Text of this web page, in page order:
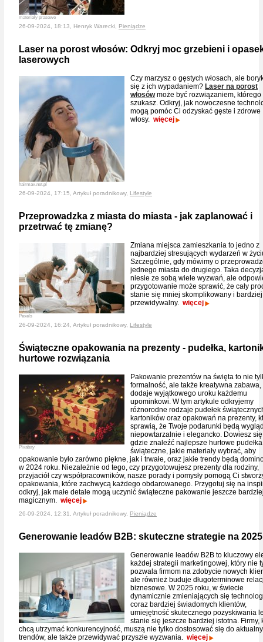
materiały prasowe
26-09-2024, 18:13, Henryk Warecki, Pieniądze
Laser na porost włosów: Odkryj moc grzebieni i
laserowych
hairmax.net.pl
Czy marzysz o gęstych włosach, ale
się z ich wypadaniem? Laser na porost
włosówmoże być rozwiązaniem, którego
szukasz. Odkryj, jak nowoczesne
mogą pomóc Ci odzyskać gęste i zdrowe
włosy. więcej
26-09-2024, 17:15, Artykuł poradnikowy, Lifestyle
Przeprowadzka z miasta do miasta - jak zaplanować i
przetrwać tę zmianę?
Pexels
Zmiana miejsca zamieszkania to jedno z
najbardziej stresujących wydarzeń w
Szczególnie, gdy mówimy o
jednego miasta do drugiego. Taka
niesie ze sobą wiele wyzwań, ale
przygotowanie może sprawić, że cały
stanie się mniej skomplikowany i bardziej
przewidywalny. więcej
26-09-2024, 16:24, Artykuł poradnikowy, Lifestyle
Świąteczne opakowania na prezenty - pudełka,
hurtowe rozwiązania
Pixabay
Pakowanie prezentów na święta to nie
formalność, ale także kreatywna zabawa,
dodaje wyjątkowego uroku każdemu
upominkowi. W tym artykule odkryjemy
różnorodne rodzaje pudełek
kartoników oraz opakowań na prezenty,
sprawią, że Twoje podarunki będą
niepowtarzalnie i elegancko. Dowiesz
gdzie znaleźć najlepsze hurtowe pudełka
świąteczne, jakie materiały wybrać, aby
opakowanie było zarówno piękne, jak i trwałe, oraz jakie trendy będą
w 2024 roku. Niezależnie od tego, czy przygotowujesz prezenty dla rodziny,
przyjaciół czy współpracowników, nasze porady i pomysły pomogą Ci
opakowania, które zachwycą każdego obdarowanego. Przygotuj się na
odkryj, jak małe detale mogą uczynić świąteczne pakowanie jeszcze
magicznym. więcej
26-09-2024, 12:31, Artykuł poradnikowy, Pieniądze
Generowanie leadów B2B: skuteczne strategie na
Generowanie leadów B2B to kluczowy
każdej strategii marketingowej, który nie
pozwala firmom na zdobycie nowych
ale również buduje długoterminowe
biznesowe. W 2025 roku, w świecie
dynamicznie zmieniających się
coraz bardziej świadomych klientów,
umiejętność skutecznego pozyskiwania
stanie się jeszcze bardziej istotna. Firmy,
chcą utrzymać konkurencyjność, muszą nie tylko dostosować się do
trendów, ale także przewidywać przyszłe wyzwania. więcej